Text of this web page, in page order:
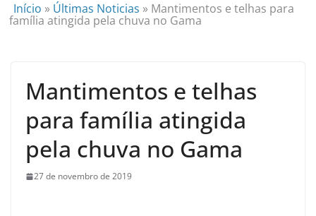
Início » Últimas Noticias » Mantimentos e telhas para
família atingida pela chuva no Gama
Mantimentos e telhas
para família atingida
pela chuva no Gama
27 de novembro de 2019